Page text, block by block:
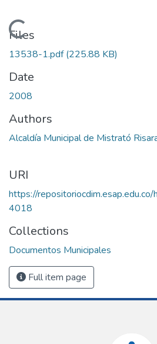
Loading...
Files
13538-1.pdf(225.88 KB)
Date
2008
Authors
Alcaldía Municipal de Mistrató
URI
https://
4018
Collections
Documentos Municipales
Full item page